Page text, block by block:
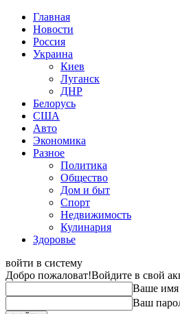
Главная
Новости
Россия
Украина
Киев
Луганск
ДНР
Белорусь
США
Авто
Экономика
Разное
Политика
Общество
Дом и быт
Спорт
Недвижимость
Кулинария
Здоровье
войти в систему
Добро пожаловат!Войдите в свой
Ваше имя
Ваш